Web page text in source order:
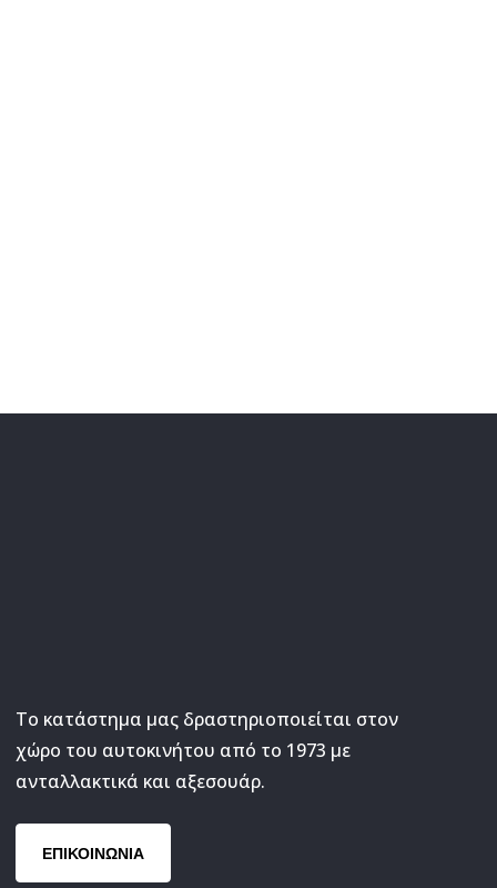
Το κατάστημα μας δραστηριοποιείται στον
χώρο του αυτοκινήτου από το 1973 με
ανταλλακτικά και αξεσουάρ.
ΕΠΙΚΟΙΝΩΝΙΑ